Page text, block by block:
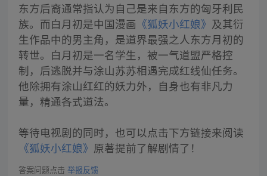
东方后裔通常指认为自己是来自东方的匈牙利民
族。而白月初是中国漫画 《狐妖小红娘》 及其衍
生作品中的男主角，是道界最强之人东方月初的
转世。白月初是一名学生，被一气道盟严格控
制，后逃脱并与涂山苏苏相遇完成红线仙任务。
他除拥有涂山红红的妖力外，自身也有非凡力
量，精通各式道法。
等待电视剧的同时，也可以点击下方链接来阅读
《狐妖小红娘》 原著提前了解剧情了！
答案问题点击 举报反馈